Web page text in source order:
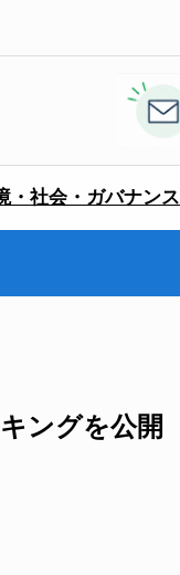
・社会・ガバナンス
ングを公開